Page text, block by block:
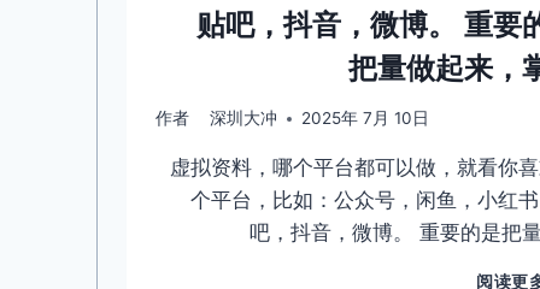
贴吧，抖音，微博。 重要
把量做起来，
作者 深圳大冲 2025年 7月 10日
虚拟资料，哪个平台都可以做，就看你
个平台，比如：公众号，闲鱼，小红
吧，抖音，微博。 重要的是把
阅读更